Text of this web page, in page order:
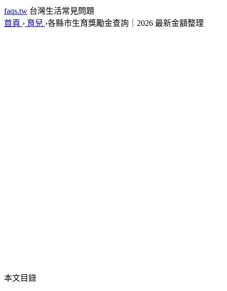
faqs.tw 台灣生活常見問題
首頁 › 育兒 ›各縣市生育獎勵金查詢｜2026 最新金額整理
本文目錄